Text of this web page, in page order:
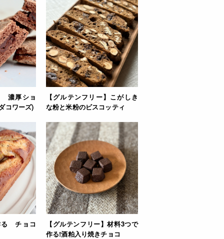
濃厚ショ
コワーズ)
【グルテンフリー】こがしき
な粉と米粉のビスコッティ
る チョコ
【グルテンフリー】材料3つで
作る!酒粕入り焼きチョコ